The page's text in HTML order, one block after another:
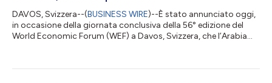
DAVOS, Svizzera--(BUSINESS WIRE)--È stato annunciato oggi,
in occasione della giornata conclusiva della 56° edizione del
World Economic Forum (WEF) a Davos, Svizzera, che l’Arabia
and Reviving Growth, a Jeddah il 22 e 23 aprile 2026. Sua